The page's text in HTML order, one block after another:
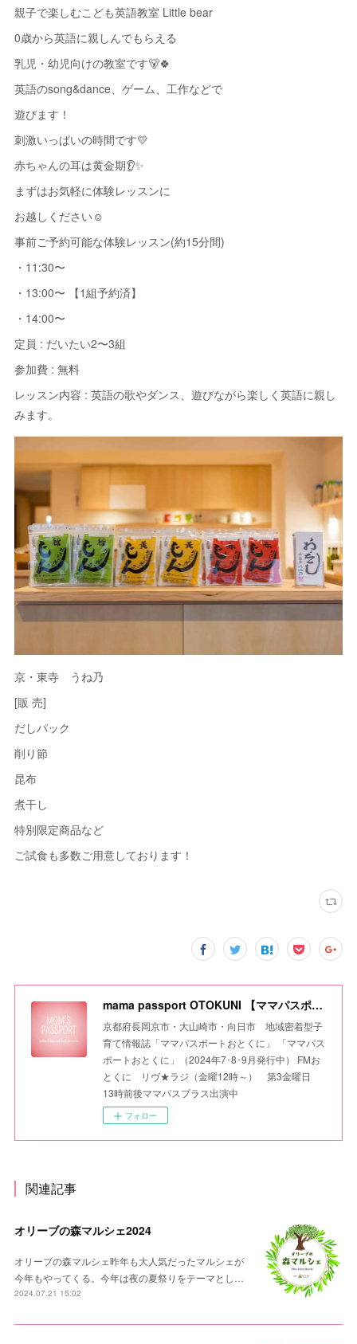
親子で楽しむこども英語教室 Little bear
0歳から英語に親しんでもらえる
乳児・幼児向けの教室です🐻🍀
英語のsong&dance、ゲーム、工作などで
遊びます！
刺激いっぱいの時間です💛
赤ちゃんの耳は黄金期👂✨
まずはお気軽に体験レッスンに
お越しください☺️
事前ご予約可能な体験レッスン(約15分間)
・11:30〜
・13:00〜 【1組予約済】
・14:00〜
定員 : だいたい2〜3組
参加費 : 無料
レッスン内容 : 英語の歌やダンス、遊びながら楽しく英語に親し
みます。
京・東寺 うね乃
[販 売]
だしパック
削り節
昆布
煮干し
特別限定商品など
ご試食も多数ご用意しております！
mama passport OTOKUNI 【ママパスポートおとくに】
京都府長岡京市・大山崎市・向日市 地域密着型子
育て情報誌「ママパスポートおとくに」 「ママパス
ポートおとくに」（2024年7･8･9月発行中） FMお
とくに リヴ★ラジ（金曜12時～） 第3金曜日
13時前後ママパスプラス出演中
フォロー
関連記事
オリーブの森マルシェ2024
オリーブの森マルシェ昨年も大人気だったマルシェが
今年もやってくる。今年は夜の夏祭りをテーマとし…
2024.07.21 15:02